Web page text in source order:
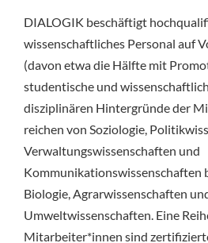
DIALOGIK beschäftigt
wissenschaftliches Personal auf
(davon etwa die Hälfte mit
studentische und
disziplinären Hintergründe der
reichen von Soziologie,
Verwaltungswissenschaften und
Kommunikationswissenschaften
Biologie, Agrarwissenschaften
Umweltwissenschaften. Eine
Mitarbeiter*innen sind